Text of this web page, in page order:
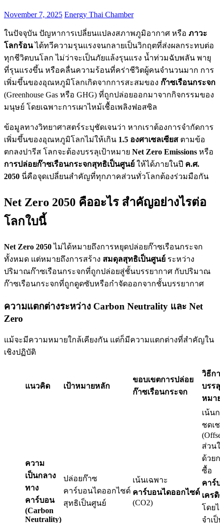
November 7, 2025 Energy Thai Chamber
ในปัจจุบัน ปัญหาการเปลี่ยนแปลงสภาพภูมิอากาศ หรือ ภาวะ
โลกร้อนได้ทวีความรุนแรงจนกลายเป็นวิกฤตที่ส่งผลกระทบต่อ
ทุกชีวิตบนโลก ไม่ว่าจะเป็นภัยแล้งรุนแรง น้ำท่วมฉับพลัน พายุ
ที่รุนแรงขึ้น หรือคลื่นความร้อนที่คร่าชีวิตผู้คนจำนวนมาก การ
เพิ่มขึ้นของอุณหภูมิโลกเกิดจากการสะสมของ ก๊าซเรือนกระจก
(Greenhouse Gas หรือ GHG) ที่ถูกปล่อยออกมาจากกิจกรรมของ
มนุษย์ โดยเฉพาะการเผาไหม้เชื้อเพลิงฟอสซิล
ข้อมูลทางวิทยาศาสตร์ระบุชัดเจนว่า หากเราต้องการจำกัดการ
เพิ่มขึ้นของอุณหภูมิโลกไม่ให้เกิน 1.5 องศาเซลเซียส ตามข้อ
ตกลงปารีส โลกจะต้องบรรลุเป้าหมาย Net Zero Emissions หรือ
การปล่อยก๊าซเรือนกระจกสุทธิเป็นศูนย์ ให้ได้ภายในปี ค.ศ.
2050 นี่คือจุดเปลี่ยนสำคัญที่ทุกภาคส่วนทั่วโลกต้องร่วมมือกัน
Net Zero 2050 คืออะไร สำคัญอย่างไรต่อ
โลกใบนี้
Net Zero 2050ไม่ได้หมายถึงการหยุดปล่อยก๊าซเรือนกระจก
ทั้งหมด แต่หมายถึงการสร้าง สมดุลสุทธิเป็นศูนย์ ระหว่าง
ปริมาณก๊าซเรือนกระจกที่ถูกปล่อยสู่ชั้นบรรยากาศ กับปริมาณ
ก๊าซเรือนกระจกที่ถูกดูดซับหรือกำจัดออกจากชั้นบรรยากาศ
ความแตกต่างระหว่าง Carbon Neutrality และ Net
Zero
แม้จะมีความหมายใกล้เคียงกัน แต่ก็มีความแตกต่างที่สำคัญใน
เชิงปฏิบัติ
แนวคิด เป้าหมายหลัก
ขอบเขตการปล่อย
ก๊าซเรือนกระจก
วิธีก
บรร
หมา
ความ
เป็นกลาง
ทาง
คาร์บอน
(Carbon
Neutrality)
ปล่อยก๊าซ
คาร์บอนไดออกไซด์
สุทธิเป็นศูนย์
เน้นเฉพาะ
คาร์บอนไดออกไซด์
(CO2)
เน้น
ชดเ
ส่วน
ด้วย
ซื้อ
คาร์
เคร
โดย
จำเ